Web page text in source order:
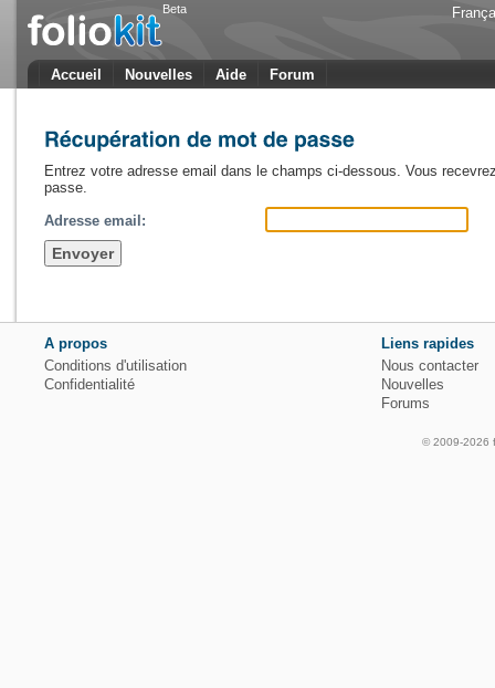
Beta
Accueil Nouvelles Aide Forum
Entrez votre adresse email dans le champs ci-dessous. Vous
passe.
Adresse email:
A propos
Conditions d'utilisation
Confidentialité
Liens rapides
Nous contacter
Nouvelles
Forums
© 2009-2026